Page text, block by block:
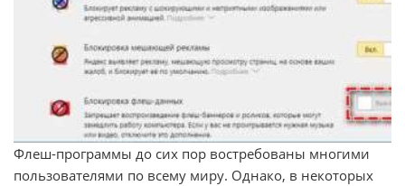
Флеш-программы до сих пор востребованы многими
пользователями по всему миру. Однако, в некоторых